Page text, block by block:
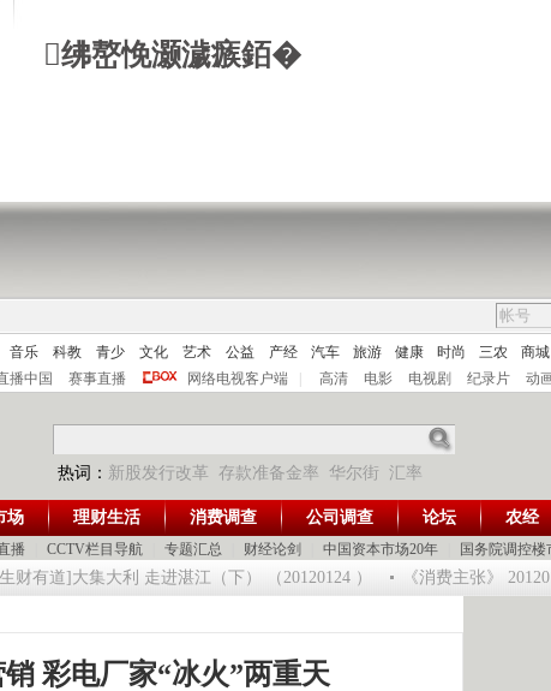
绋嶅悗灏濊瘯銆�
音乐 科教 青少 文化 艺术 公益 产经 汽车 旅游 健康 时尚 三农 商城
播中国 赛事直播 网络电视客户端 | 高清 电影 电视剧 纪录片 动
热词： 新股发行改革 存款准备金率 华尔街 汇率
播 CCTV栏目导航 专题汇总 财经论剑 中国资本市场20年 国务院调控楼
场 理财生活 消费调查 公司调查 论坛 农经
有道]大集大利 走进湛江（下） （20120124 ） 《消费主张》
彩电厂家“冰火”两重天